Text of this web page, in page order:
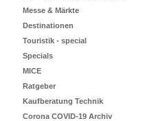
Messe & Märkte
Destinationen
Touristik - special
Specials
MICE
Ratgeber
Kaufberatung Technik
Corona COVID-19 Archiv